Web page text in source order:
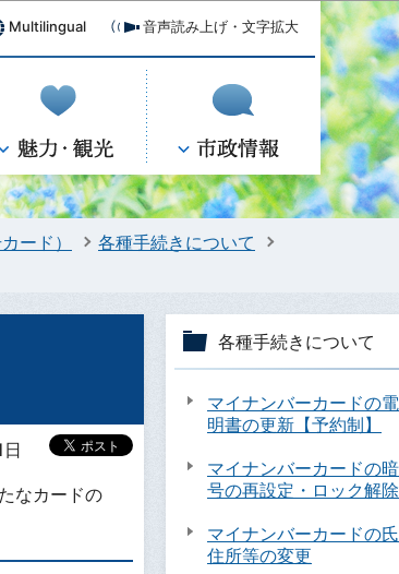
Multilingual 音声読み上げ・文字拡大
ード）
各種手続きについて
なカードの
各種手続きについて
マイナンバーカードの
明書の更新【予約制】
マイナンバーカードの
号の再設定・ロック解除
マイナンバーカードの
住所等の変更